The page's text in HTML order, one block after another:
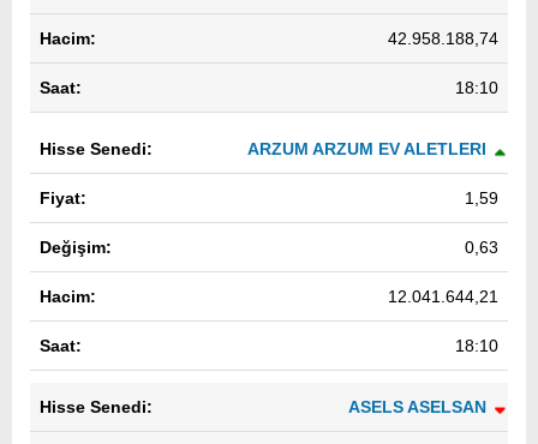
42.958.188,74
18:10
ARZUM ARZUM EV ALETLERI
1,59
0,63
12.041.644,21
18:10
ASELS ASELSAN